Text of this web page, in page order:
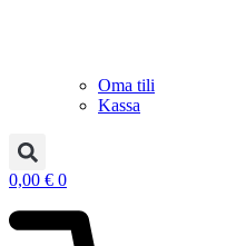
Oma tili
Kassa
0,00 € 0